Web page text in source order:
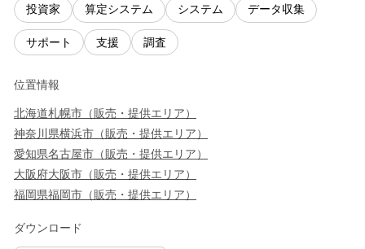
投資家 算定システム システム データ収集
サポート 支援 調査
位置情報
北海道札幌市 （販売・提供エリア ）
神奈川県横浜市 （販売・提供エリア ）
愛知県名古屋市 （販売・提供エリア ）
大阪府大阪市 （販売・提供エリア ）
福岡県福岡市 （販売・提供エリア ）
ダウンロード